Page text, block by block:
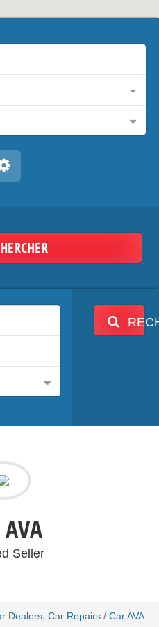
AVA
Seller
Dealers, Car Repairs / Car AVA